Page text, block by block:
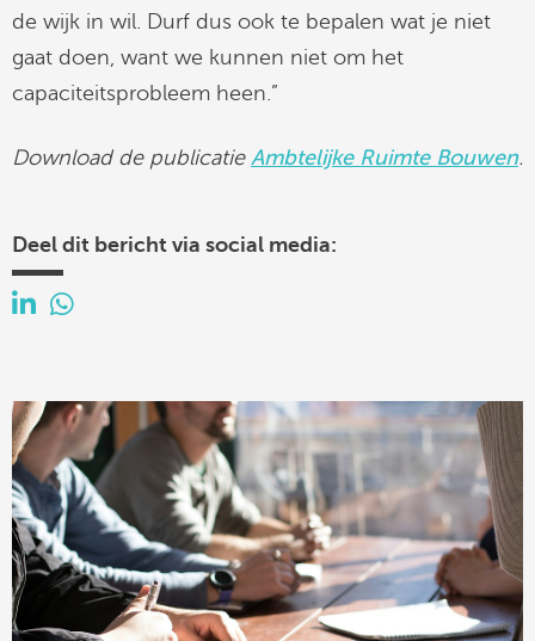
de wijk in wil. Durf dus ook te bepalen wat je niet
gaat doen, want we kunnen niet om het
capaciteitsprobleem heen.”
Download de publicatie Ambtelijke Ruimte Bouwen.
Deel dit bericht via social media: